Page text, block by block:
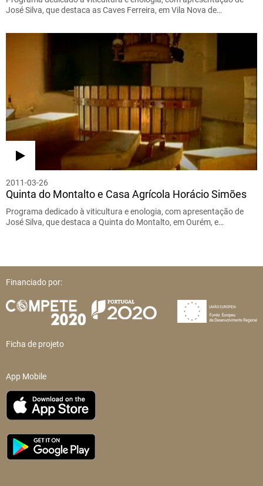
José Silva, que destaca as Caves Ferreira, em Vila Nova de…
2011-03-26
Quinta do Montalto e Casa Agrícola Horácio Simões
Programa dedicado à viticultura e enologia, com apresentação de
José Silva, que destaca a Quinta do Montalto, em Ourém, e…
Financiado por:
Ficha de projeto
App Mobile